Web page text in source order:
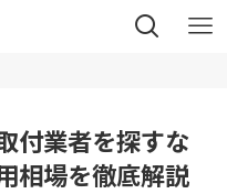
付業者を探すな
相場を徹底解説